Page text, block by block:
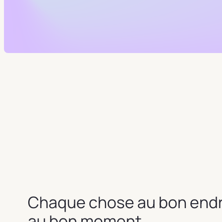
Chaque chose au bon